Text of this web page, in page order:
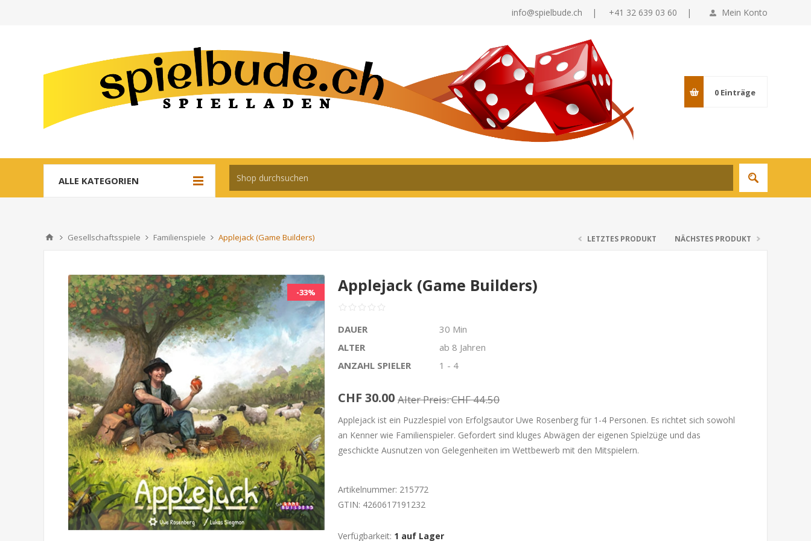
Mein Konto
info@spielbude.ch | +41 32 639 03 60 |
0 Einträge
ALLE KATEGORIEN
Gesellschaftsspiele Familienspiele Applejack (Game Builders) LETZTES PRODUKT NÄCHSTES PRODUKT
-33% Applejack (Game Builders)
DAUER
30 Min
ALTER
ab 8 Jahren
ANZAHL SPIELER
1 - 4
CHF 30.00 Alter Preis:CHF 44.50
Applejack ist ein Puzzlespiel von Erfolgsautor Uwe Rosenberg für 1-4 Personen. Es richtet sich sowohl
an Kenner wie Familienspieler. Gefordert sind kluges Abwägen der eigenen Spielzüge und das
geschickte Ausnutzen von Gelegenheiten im Wettbewerb mit den Mitspielern.
Artikelnummer: 215772
GTIN: 4260617191232
Verfügbarkeit: 1 auf Lager